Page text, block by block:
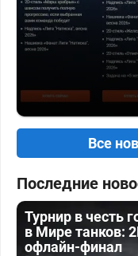
Все
Последние
Турнир в честь
в Мире танков:
офлайн-финал